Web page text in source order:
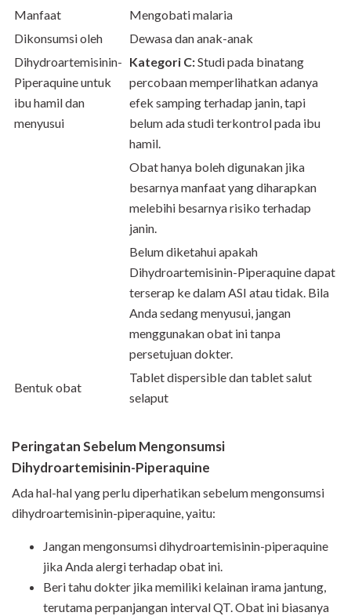
Manfaat
Mengobati malaria
Dikonsumsi oleh
Dewasa dan anak-anak
Dihydroartemisinin-
Piperaquine untuk
ibu hamil dan
menyusui
Kategori C:Studi pada binatang
percobaan memperlihatkan adanya
efek samping terhadap janin, tapi
belum ada studi terkontrol pada ibu
hamil.
Obat hanya boleh digunakan jika
besarnya manfaat yang diharapkan
melebihi besarnya risiko terhadap
janin.
Belum diketahui apakah
Dihydroartemisinin-Piperaquine dapat
terserap ke dalam ASI atau tidak. Bila
Anda sedang menyusui, jangan
menggunakan obat ini tanpa
persetujuan dokter.
Bentuk obat
Tablet dispersible dan tablet salut
selaput
Peringatan Sebelum Mengonsumsi
Dihydroartemisinin-Piperaquine
Ada hal-hal yang perlu diperhatikan sebelum mengonsumsi
dihydroartemisinin-piperaquine, yaitu:
Jangan mengonsumsi dihydroartemisinin-piperaquine
jika Anda alergi terhadap obat ini.
Beri tahu dokter jika memiliki kelainan irama jantung,
terutama perpanjangan interval QT. Obat ini biasanya